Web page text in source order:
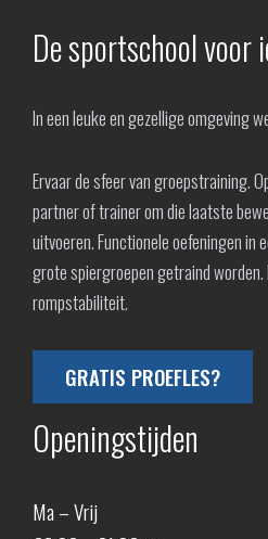
De sportschool voor
In een leuke en gezellige omgeving
Ervaar de sfeer van groepstraining.
partner of trainer om die laatste
uitvoeren. Functionele oefeningen in
grote spiergroepen getraind worden.
rompstabiliteit.
GRATIS PROEFLES?
Openingstijden
Ma – Vrij